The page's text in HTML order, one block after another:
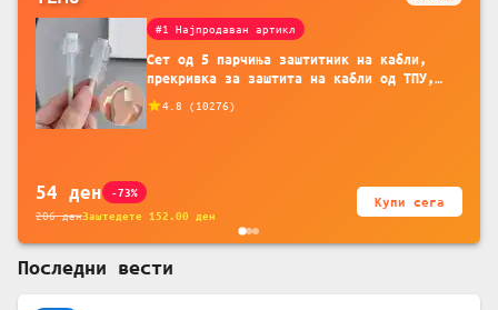
#1 Најпродаван артикл
Сет од 5 парчиња заштитник на кабли,
прекривка за заштита на кабли од ТПУ,
додатоци за заштита на кабли, без
батерија, за мобилни телефони, комплет
4.8 ( 10276)
54 ден -73%
206денЗаштедете 152.00 ден
Купи сега
Последни вести